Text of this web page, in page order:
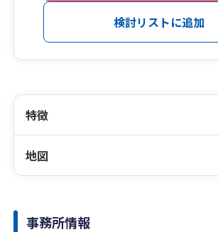
検討リストに追加
特徴
地図
事務所情報